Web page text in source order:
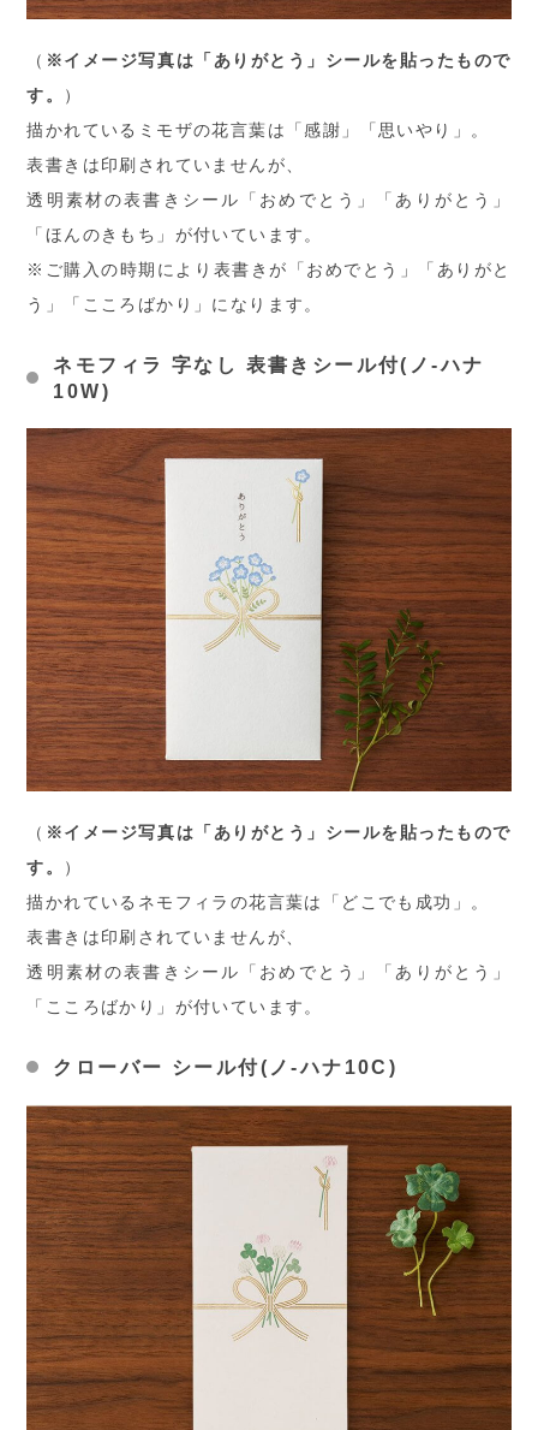
（ ※イメージ写真は「ありがとう」シールを貼ったもので
す。
）
描かれているミモザの花言葉は「感謝」「思いやり」。
表書きは印刷されていませんが、
透明素材の表書きシール「おめでとう」「ありがとう」
「ほんのきもち」が付いています。
※ご購入の時期により表書きが「おめでとう」「ありがと
う」「こころばかり」になります。
ネモフィラ 字なし 表書きシール付(ノ-ハナ
10W)
（ ※イメージ写真は「ありがとう」シールを貼ったもので
す。
）
描かれているネモフィラの花言葉は「どこでも成功」。
表書きは印刷されていませんが、
透明素材の表書きシール「おめでとう」「ありがとう」
「こころばかり」が付いています。
クローバー シール付(ノ-ハナ10C)